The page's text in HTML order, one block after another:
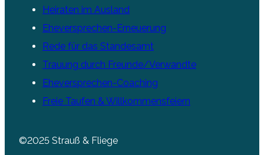
Heiraten im Ausland
Eheversprechen-Erneuerung
Rede für das Standesamt
Trauung durch Freunde/Verwandte
Eheversprechen-Coaching
Freie Taufen & Willkommensfeiern
©2025 Strauß & Fliege